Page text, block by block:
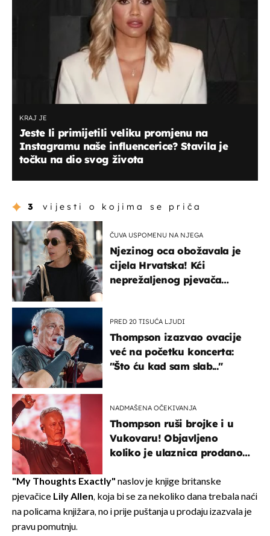
KRAJ JE
Jeste li primijetili veliku promjenu na
Instagramu naše influencerice? Stavila je
točku na dio svog života
3 vijesti o kojima se priča
ČUVA USPOMENU NA NJEGA
Njezinog oca obožavala je
cijela Hrvatska! Kći
neprežaljenog pjevača
PRED 20 TISUĆA LJUDI
Thompson izazvao ovacije
već na početku koncerta:
"Što ću kad sam slab..."
NADMAŠENA OČEKIVANJA
Thompson ruši brojke i u
Vukovaru! Objavljeno
koliko je ulaznica prodano
"My Thoughts Exactly" naslov je knjige britanske
pjevačice Lily Allen, koja bi se za nekoliko dana trebala naći
na policama knjižara, no i prije puštanja u prodaju izazvala je
pravu pomutnju.